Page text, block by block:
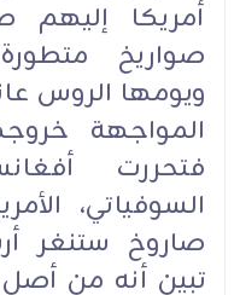
أمريكا إليهم
صواريخ
ويومها الروس
المواجهة
فتحررت
السوفياتي،
صاروخ ستنغر
تبين أنه من